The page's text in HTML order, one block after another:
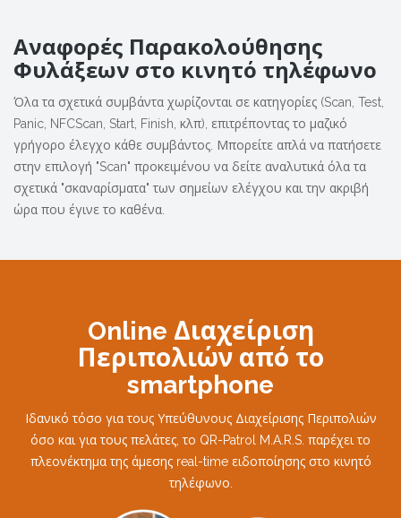
Αναφορές Παρακολούθησης
Φυλάξεων στο κινητό τηλέφωνο
Όλα τα σχετικά συμβάντα χωρίζονται σε κατηγορίες (Scan, Test,
Panic, NFCScan, Start, Finish, κλπ), επιτρέποντας το μαζικό
γρήγορο έλεγχο κάθε συμβάντος. Μπορείτε απλά να πατήσετε
στην επιλογή "Scan" προκειμένου να δείτε αναλυτικά όλα τα
σχετικά "σκαναρίσματα" των σημείων ελέγχου και την ακριβή
ώρα που έγινε το καθένα.
Online Διαχείριση
Περιπολιών από το
smartphone
Ιδανικό τόσο για τους Υπεύθυνους Διαχείρισης Περιπολιών
όσο και για τους πελάτες, το QR-Patrol M.A.R.S. παρέχει το
πλεονέκτημα της άμεσης real-time ειδοποίησης στο κινητό
τηλέφωνο.